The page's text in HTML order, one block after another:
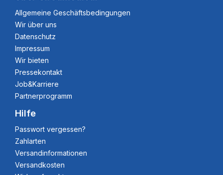
Allgemeine Geschäftsbedingungen
Wir über uns
Datenschutz
Impressum
Wir bieten
Pressekontakt
Job&Karriere
Partnerprogramm
Hilfe
Passwort vergessen?
Zahlarten
Versandinformationen
Versandkosten